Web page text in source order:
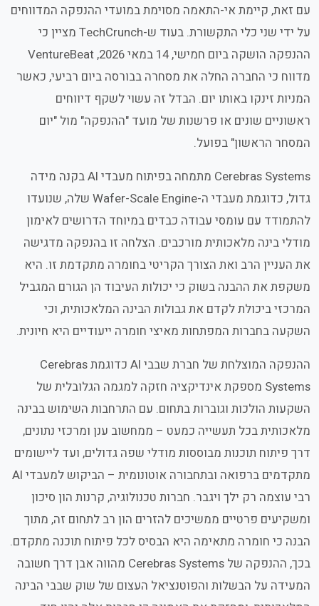
עם זאת, קיימת אי-התאמה מסוימת במועדי ההנפקה המדווחים
על ידי שני כלי התקשורת. בעוד ש-TechCrunch מציין כי
ההנפקה הושקה ביום חמישי, 14 במאי 2026, VentureBeat
מדווח כי החברה החלה את מסחרה בבורסה ביום רביעי, כאשר
המניות זינקו באותו יום. הבדל זה עשוי לשקף דיווחים
ראשוניים שונים או פרשנות של מועד "ההנפקה" מול "יום
המסחר הראשון" בפועל.
Cerebras Systems מתמחה בפיתוח מעבדי AI בקנה מידה
גדול, כדוגמת מעבדי ה-Wafer-Scale Engine שלה, שנועדו
להתמודד עם עומסי עבודה כבדים במיוחד הדרושים לאימון
מודלי בינה מלאכותית מורכבים. הצלחה זו בהנפקה מדגישה
את העניין הרב ואת הצורך הקריטי בחומרה מתקדמת זו. היא
משקפת את ההבנה בשוק כי יכולות העיבוד הן הגורם המגביל
המרכזי ביכולת לקדם את גבולות הבינה המלאכותית, וכי
השקעה בחברות המפתחות מאיצי חומרה ייעודיים היא חיונית.
ההנפקה המוצלחת של חברת שבבי AI כדוגמת Cerebras
Systems מספקת אינדיקציה חזקה למגמה הגלובלית של
השקעות הולכות וגוברות בתחום. עם התרחבות השימוש בבינה
מלאכותית בכל תעשייה כמעט – ממחשוב ענן ומרכזי נתונים,
דרך פיתוח תוכנות מבוססות מודלי שפה גדולים, ועד ליישומים
מתקדמים ברפואה ובתחבורה אוטונומית – הביקוש למעבדי AI
רבי עוצמה רק ילך ויגבר. חברות טכנולוגיה, קרנות הון סיכון
ומשקיעים פרטיים ממשיכים להזרים הון רב לתחום זה, מתוך
הבנה כי חומרה מתאימה היא הבסיס לכל פיתוח תוכנה מתקדם.
בכך, ההנפקה של Cerebras Systems מהווה אבן דרך חשובה
המעידה על הבשלות והפוטנציאל העצום של שוק שבבי הבינה